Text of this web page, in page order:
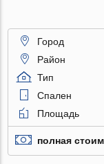
Город
Район
Тип
Спален
Площадь
полная